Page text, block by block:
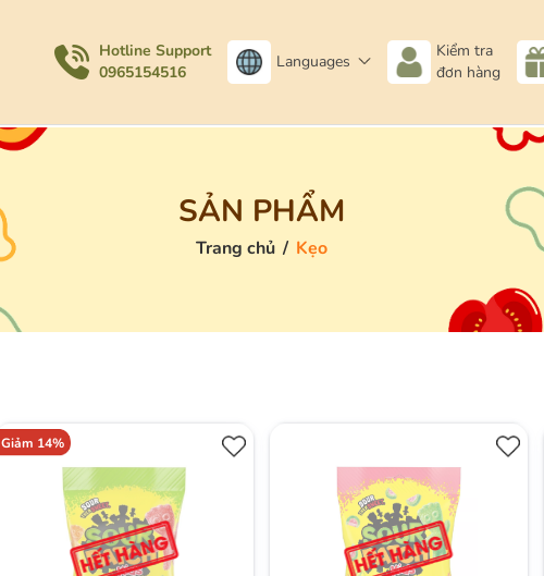
Hotline Support
0965154516
Languages
Kiểm tra
đơn hàng
SẢN PHẨM
Trang chủ / Kẹo
Giảm 14%